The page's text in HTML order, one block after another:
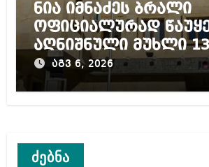
ნია იმნაძეს ბრალი
ოფიციალურად
აღნიშნული მუხლი 13
წლამდე პატიმრობას
ითვალისწინებს
აგვ 6, 2026
ძებნა